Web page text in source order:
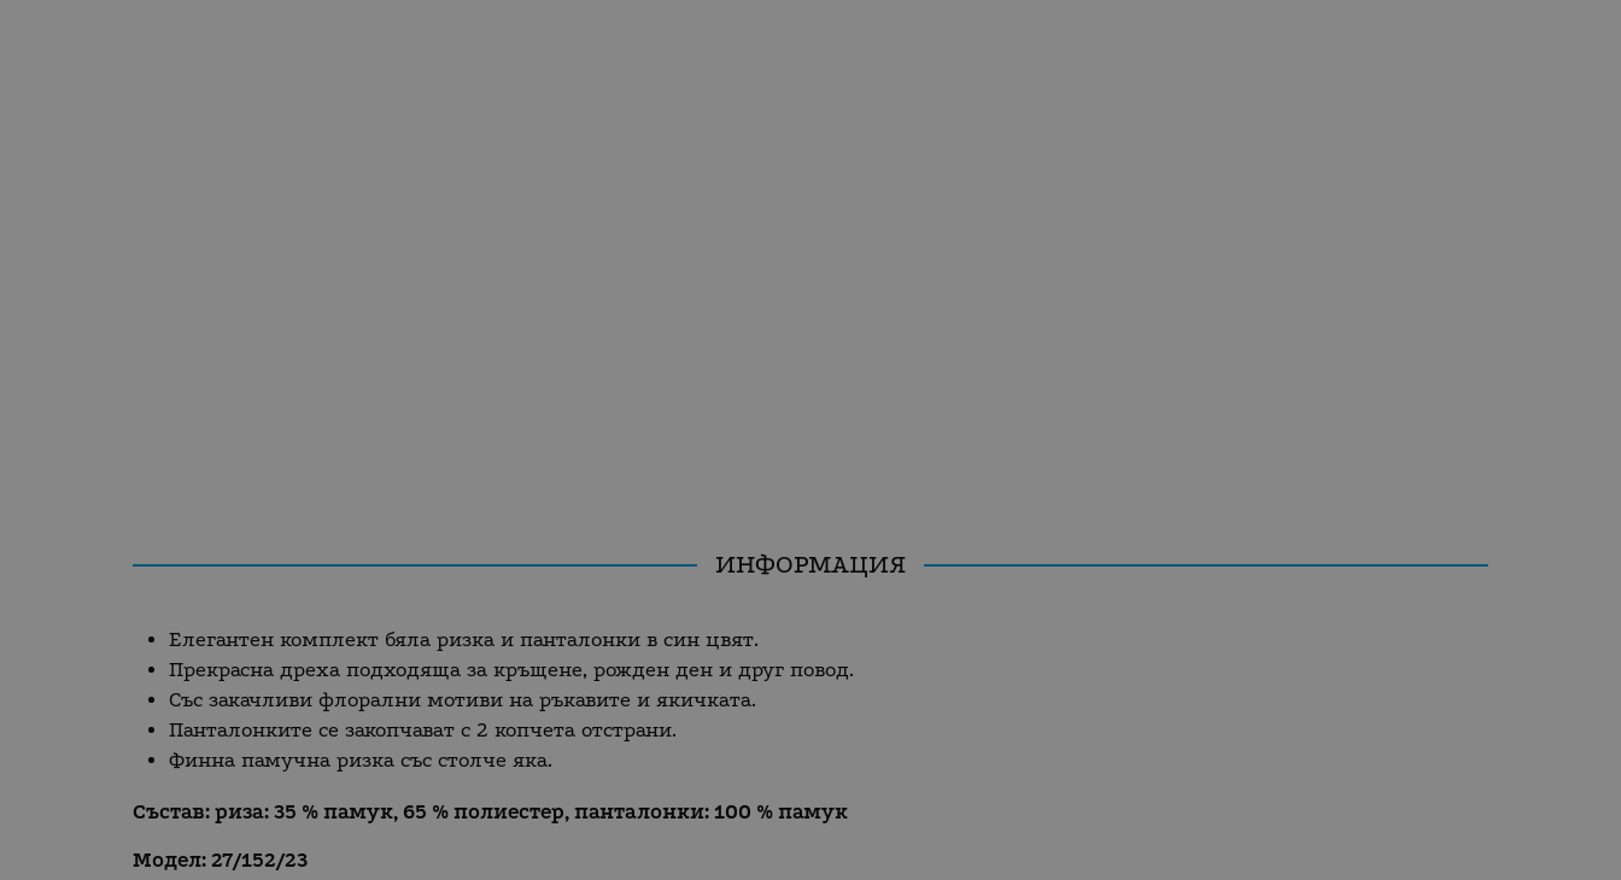
ИНФОРМАЦИЯ
Елегантен комплект бяла ризка и панталонки в син цвят.
Прекрасна дреха подходяща за кръщене, рожден ден и друг повод.
Със закачливи флорални мотиви на ръкавите и якичката.
Панталонките се закопчават с 2 копчета отстрани.
Финна памучна ризка със столче яка.
Състав: риза: 35 % памук, 65 % полиестер, панталонки: 100 % памук
Модел: 27/152/23